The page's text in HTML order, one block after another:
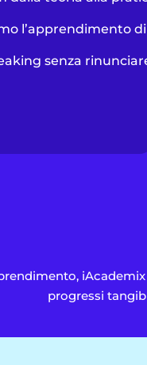
l’apprendimento
senza
progressi